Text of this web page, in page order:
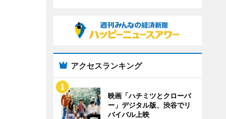
アクセスランキング
映画「ハチミツとクローバ
ー」デジタル版、渋谷でリ
バイバル上映